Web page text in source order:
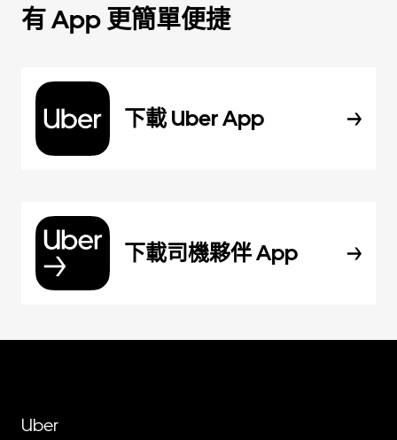
有 App 更簡單便捷
下載 Uber App
下載司機夥伴 App
Uber